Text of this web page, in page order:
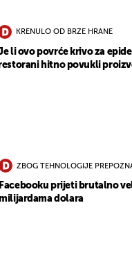
KRENULO OD BRZE HRANE
li ovo povrće krivo za
hitno povukli
ZBOG TEHNOLOGIJE
Facebooku prijeti brutalno
dolara